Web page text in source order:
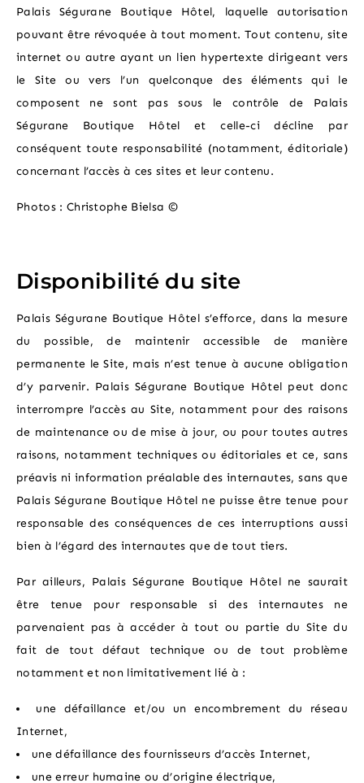
Palais Ségurane Boutique Hôtel, laquelle autorisation
pouvant être révoquée à tout moment. Tout contenu, site
internet ou autre ayant un lien hypertexte dirigeant vers
le Site ou vers l’un quelconque des éléments qui le
composent ne sont pas sous le contrôle de Palais
Ségurane Boutique Hôtel et celle-ci décline par
conséquent toute responsabilité (notamment, éditoriale)
concernant l’accès à ces sites et leur contenu.
Photos : Christophe Bielsa ©
Disponibilité du site
Palais Ségurane Boutique Hôtel s’efforce, dans la mesure
du possible, de maintenir accessible de manière
permanente le Site, mais n’est tenue à aucune obligation
d’y parvenir. Palais Ségurane Boutique Hôtel peut donc
interrompre l’accès au Site, notamment pour des raisons
de maintenance ou de mise à jour, ou pour toutes autres
raisons, notamment techniques ou éditoriales et ce, sans
préavis ni information préalable des internautes, sans que
Palais Ségurane Boutique Hôtel ne puisse être tenue pour
responsable des conséquences de ces interruptions aussi
bien à l’égard des internautes que de tout tiers.
Par ailleurs, Palais Ségurane Boutique Hôtel ne saurait
être tenue pour responsable si des internautes ne
parvenaient pas à accéder à tout ou partie du Site du
fait de tout défaut technique ou de tout problème
notamment et non limitativement lié à :
une défaillance et/ou un encombrement du réseau
Internet,
une défaillance des fournisseurs d’accès Internet,
une erreur humaine ou d’origine électrique,